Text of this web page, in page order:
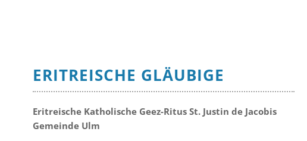
ERITREISCHE GLÄUBIGE
Eritreische Katholische Geez-Ritus St. Justin de Jacobis
Gemeinde Ulm